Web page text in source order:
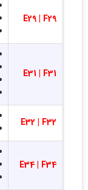
E29 | F29
E31 | F31
E32 | F32
E34 | F34